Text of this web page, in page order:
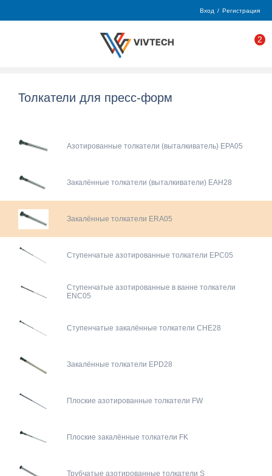
Вход / Регистрация
2
Толкатели для пресс-форм
Азотированные толкатели (выталкиватель) EPA05
Закалённые толкатели (выталкиватели) EAH28
Закалённые толкатели ERA05
Ступенчатые азотированные толкатели EPC05
Ступенчатые азотированные в ванне толкатели
ENC05
Ступенчатые закалённые толкатели CHE28
Закалённые толкатели EPD28
Плоские азотированные толкатели FW
Плоские закалённые толкатели FK
Трубчатые азотированные толкатели S